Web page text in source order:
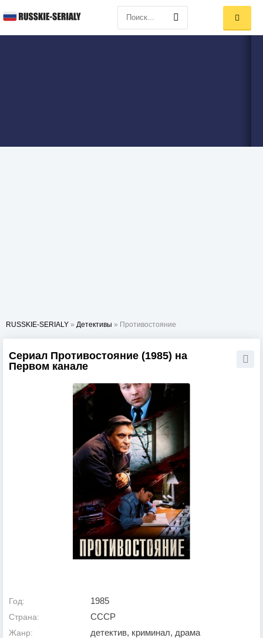
RUSSKIE-SERIALY » Детективы » Противостояние
Сериал Противостояние (1985) на
Первом канале
Год: 1985
Страна: СССР
Жанр: детектив, криминал, драма